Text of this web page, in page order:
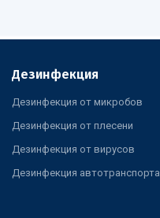
Дезинфекция
Дезинфекция от микробов
Дезинфекция от плесени
Дезинфекция от вирусов
Дезинфекция автотранспорта